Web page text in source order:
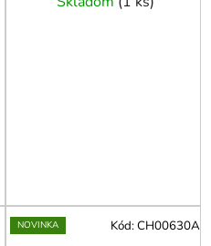
NOVINKA Kód:CH00630A